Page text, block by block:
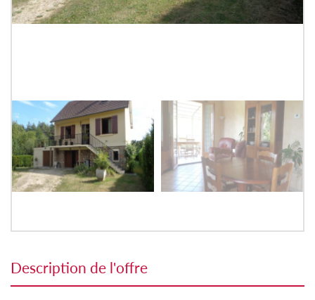
description de l'offre